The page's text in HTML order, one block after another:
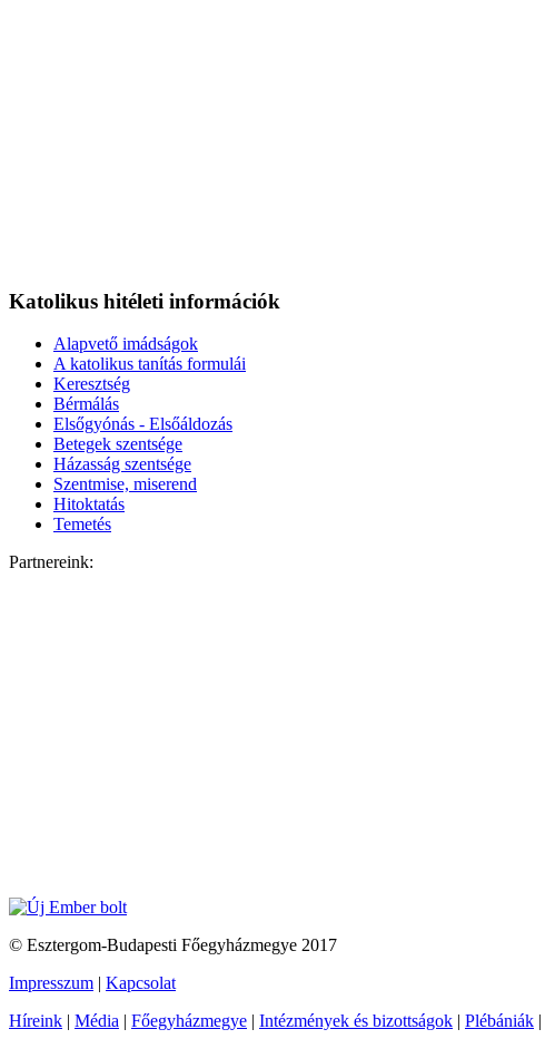
Katolikus hitéleti információk
Alapvető imádságok
A katolikus tanítás formulái
Keresztség
Bérmálás
Elsőgyónás - Elsőáldozás
Betegek szentsége
Házasság szentsége
Szentmise, miserend
Hitoktatás
Temetés
Partnereink:
© Esztergom-Budapesti Főegyházmegye 2017
Impresszum | Kapcsolat
Híreink | Média | Főegyházmegye | Intézmények és bizottságok | Plébániák |